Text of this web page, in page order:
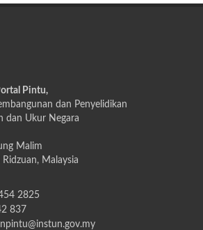
Pintu,
dan Penyelidikan
dan Ukur Negara
Malim
Ridzuan, Malaysia
2825
837